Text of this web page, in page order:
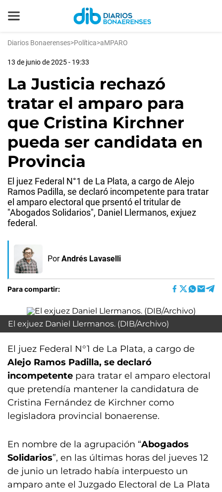
Diarios Bonaerenses>Política>aMPARO
13 de junio de 2025 - 19:33
La Justicia rechazó
tratar el amparo para
que Cristina Kirchner
pueda ser candidata en
Provincia
El juez Federal N°1 de La Plata, a cargo de Alejo
Ramos Padilla, se declaró incompetente para tratar
el amparo electoral que prsentó el tritular de
"Abogados Solidarios", Daniel Llermanos, exjuez
federal.
Por Andrés Lavaselli
Para compartir:
El exjuez Daniel Llermanos. (DIB/Archivo)
El juez Federal N°1 de La Plata, a cargo de
Alejo Ramos Padilla, se declaró
incompetente para tratar el amparo electoral
que pretendía mantener la candidatura de
Cristina Fernández de Kirchner como
legisladora provincial bonaerense.
En nombre de la agrupación “Abogados
Solidarios”, en las últimas horas del jueves 12
de junio un letrado había interpuesto un
amparo ante el Juzgado Electoral de La Plata